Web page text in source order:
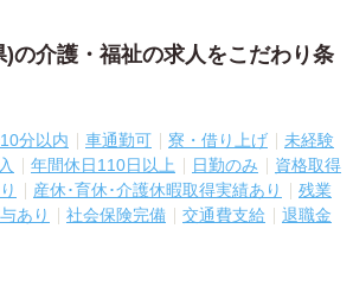
の介護・福祉の求人をこだわり条
分以内 車通勤可 寮・借り上げ
未経験
年間休日110日以上 日勤のみ
資格取得
産休･育休･介護休暇取得実績あり
残業
あり 社会保険完備 交通費支給
退職金